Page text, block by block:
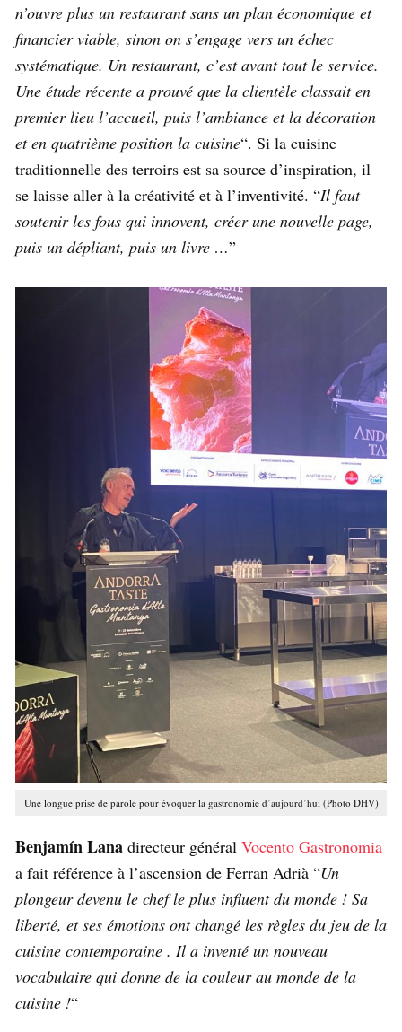
n’ouvre plus un restaurant sans un plan économique et
financier viable, sinon on s’engage vers un échec
systématique. Un restaurant, c’est avant tout le service.
Une étude récente a prouvé que la clientèle classait en
premier lieu l’accueil, puis l’ambiance et la décoration
et en quatrième position la cuisine“. Si la cuisine
traditionnelle des terroirs est sa source d’inspiration, il
se laisse aller à la créativité et à l’inventivité. “Il faut
soutenir les fous qui innovent, créer une nouvelle page,
puis un dépliant, puis un livre …”
Une longue prise de parole pour évoquer la gastronomie d’aujourd’hui (Photo DHV)
Benjamín Lana directeur général Vocento Gastronomia
a fait référence à l’ascension de Ferran Adrià “Un
plongeur devenu le chef le plus influent du monde ! Sa
liberté, et ses émotions ont changé les règles du jeu de la
cuisine contemporaine . Il a inventé un nouveau
vocabulaire qui donne de la couleur au monde de la
cuisine !“